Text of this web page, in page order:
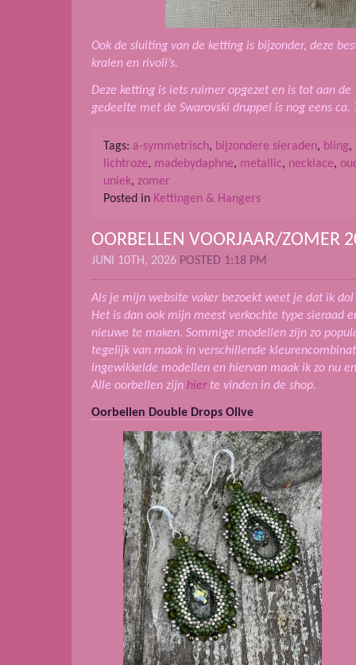
Ook de sluiting van de ketting is bijzonder, deze
kralen en rivoli’s.
Deze ketting is iets ruimer opgezet en is tot aan de
gedeelte met de Swarovski druppel is nog eens ca.
Tags: a-symmetrisch, bijzondere sieraden, bling,
lichtroze, madebydaphne, metallic, necklace,
uniek, zomer
Posted in Kettingen & Hangers
OORBELLEN VOORJAAR/ZOMER
JUNI 10TH, 2026 POSTED 1:18 PM
Als je mijn website vaker bezoekt weet je dat ik
Het is dan ook mijn meest verkochte type sieraad
nieuwe te maken. Sommige modellen zijn zo
tegelijk van maak in verschillende
ingewikkelde modellen en hiervan maak ik zo nu
Alle oorbellen zijn hierte vinden in de shop.
Oorbellen Double Drops Olive